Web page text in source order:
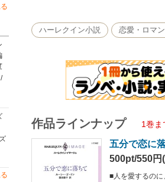
分の娘がリーの弟と恋人同士になった
戻す旅でもあった。
ハーレクイン小説 恋愛・ロマ
作品ラインナップ 1巻ま
五分で恋に
500pt/550円
■人を愛するの